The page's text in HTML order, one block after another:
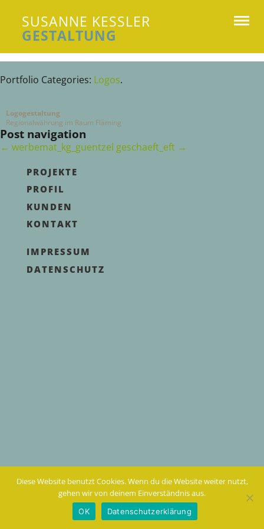
SUSANNE KESSLER
GESTALTUNG
Susanne Kessler Gestaltung
Portfolio Categories: Logos.
Logogestaltung
Regionalwährung im Raum Fläming
Post navigation
← werbemat_kg_guentzel geschaeft_eft →
PROJEKTE
PROFIL
KUNDEN
KONTAKT
IMPRESSUM
DATENSCHUTZ
Diese Website benutzt Cookies. Wenn du die Website weiter nutzt,
gehen wir von deinem Einverständnis aus.
OK Datenschutzerklärung